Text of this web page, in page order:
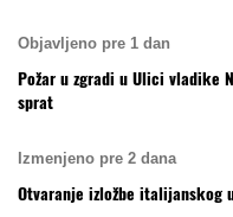
Objavljeno pre 1 dan
Požar u zgradi u Ulici vladike
sprat
Izmenjeno pre 2 dana
Otvaranje izložbe italijanskog